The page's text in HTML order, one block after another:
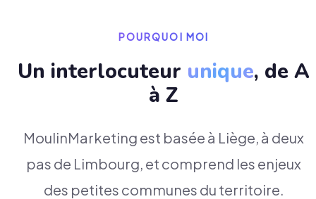
POURQUOI MOI
Un interlocuteur unique, de A
à Z
MoulinMarketing est basée à Liège, à deux
pas de Limbourg, et comprend les enjeux
des petites communes du territoire.